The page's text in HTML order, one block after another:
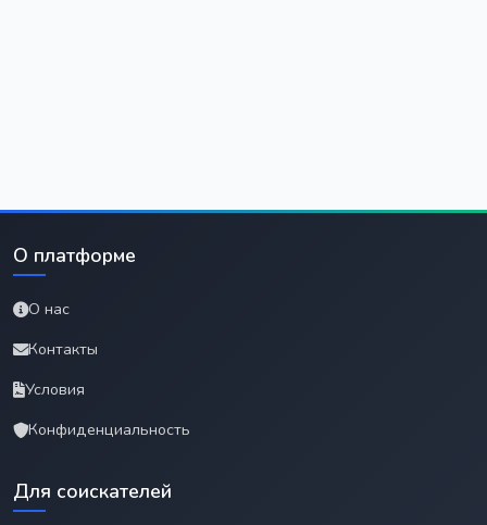
О платформе
О нас
Контакты
Условия
Конфиденциальность
Для соискателей